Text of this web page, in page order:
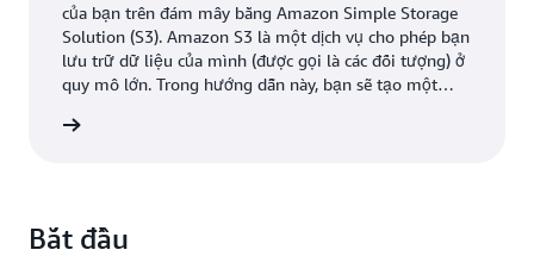
của bạn trên đám mây bằng Amazon Simple Storage
Solution (S3). Amazon S3 là một dịch vụ cho phép bạn
lưu trữ dữ liệu của mình (được gọi là các đối tượng) ở
quy mô lớn. Trong hướng dẫn này, bạn sẽ tạo một
xóa tệp.
Bắt đầu